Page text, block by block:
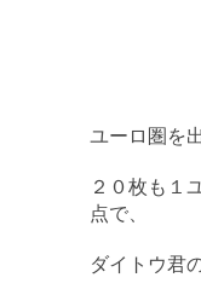
ユーロ圏を
２０枚も１
点で、
ダイトウ君